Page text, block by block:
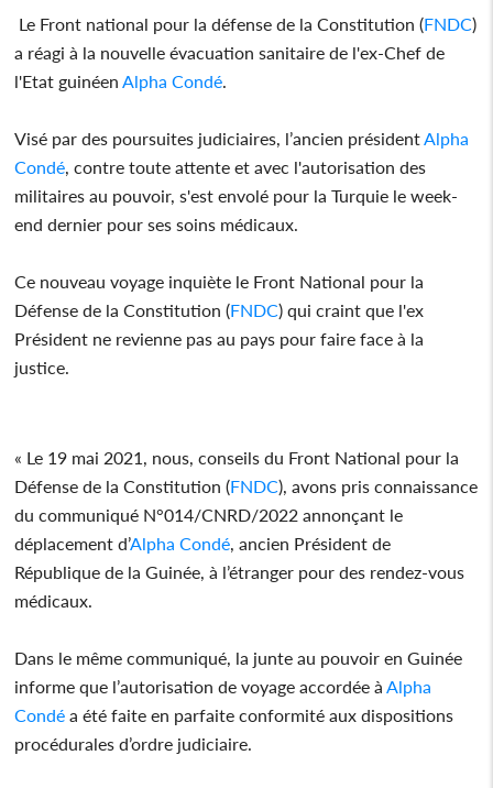
Le Front national pour la défense de la Constitution (FNDC)
a réagi à la nouvelle évacuation sanitaire de l'ex-Chef de
l'Etat guinéen Alpha Condé
Visé par des poursuites judiciaires, l’ancien président Alpha
Condé , contre toute attente et avec l'autorisation des
militaires au pouvoir, s'est envolé pour la Turquie le week-
end dernier pour ses soins médicaux.
Ce nouveau voyage inquiète le Front National pour la
Défense de la Constitution (FNDC) qui craint que l'ex
Président ne revienne pas au pays pour faire face à la
justice.
« Le 19 mai 2021, nous, conseils du Front National pour la
Défense de la Constitution (FNDC), avons pris connaissance
du communiqué N°014/CNRD/2022 annonçant le
déplacement d’Alpha Condé , ancien Président de
République de la Guinée, à l’étranger pour des rendez-vous
médicaux.
Dans le même communiqué, la junte au pouvoir en Guinée
informe que l’autorisation de voyage accordée à Alpha
Condé a été faite en parfaite conformité aux dispositions
procédurales d’ordre judiciaire.